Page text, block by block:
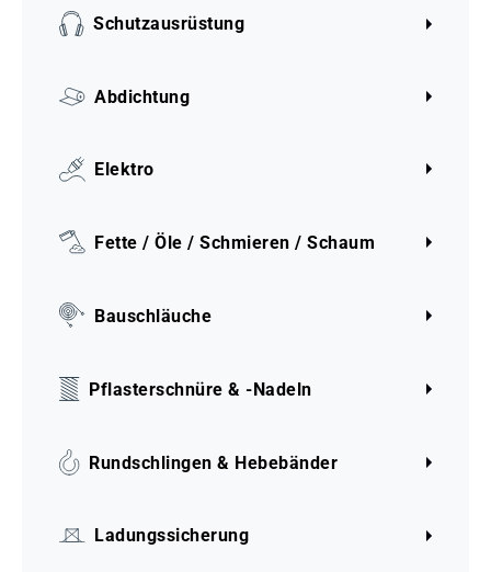
Schutzausrüstung
Abdichtung
Elektro
Fette / Öle / Schmieren / Schaum
Bauschläuche
Pflasterschnüre & -Nadeln
Rundschlingen & Hebebänder
Ladungssicherung